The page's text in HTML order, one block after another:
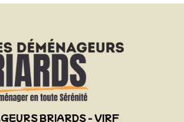
BRIARDS - VIRF